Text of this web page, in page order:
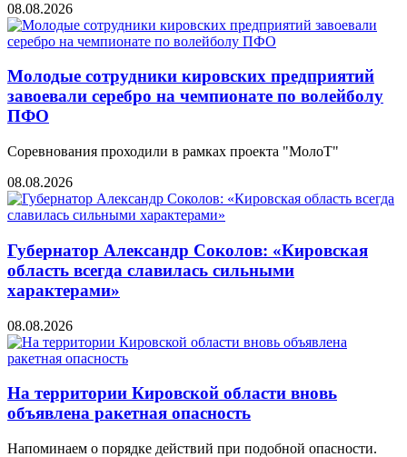
08.08.2026
Молодые сотрудники кировских предприятий
завоевали серебро на чемпионате по волейболу
ПФО
Соревнования проходили в рамках проекта "МолоТ"
08.08.2026
Губернатор Александр Соколов: «Кировская
область всегда славилась сильными
характерами»
08.08.2026
На территории Кировской области вновь
объявлена ракетная опасность
Напоминаем о порядке действий при подобной опасности.